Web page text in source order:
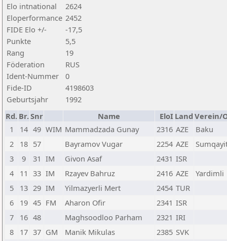
Elo intnational
2624
Eloperformance 2452
FIDE Elo +/-
-17,5
Punkte
5,5
Rang
19
Föderation
RUS
Ident-Nummer
0
Fide-ID
4198603
Geburtsjahr
1992
Rd. Br.Snr Name EloI Land Verein/
1
14 49 WIM Mammadzada Gunay 2316 AZE
Baku
2
18 57 Bayramov Vugar 2254 AZE
3
9 31 IM Givon Asaf 2431 ISR
4
11 33 IM Rzayev Bahruz 2416 AZE
Yardimli
5
13 29 IM Yilmazyerli Mert 2454 TUR
6
19 45 FM Aharon Ofir 2341 ISR
7
16 48 Maghsoodloo Parham 2321 IRI
8
17 37 GM Manik Mikulas 2385 SVK